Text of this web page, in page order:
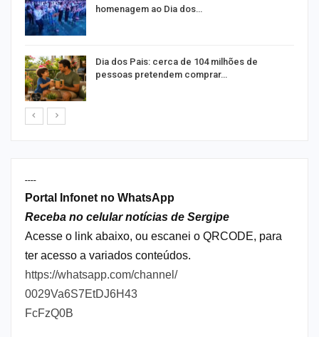
homenagem ao Dia dos…
Dia dos Pais: cerca de 104 milhões de
pessoas pretendem comprar…
----
Portal Infonet no WhatsApp
Receba no celular notícias de Sergipe
Acesse o link abaixo, ou escanei o QRCODE, para
ter acesso a variados conteúdos.
https://whatsapp.com/channel/
0029Va6S7EtDJ6H43
FcFzQ0B